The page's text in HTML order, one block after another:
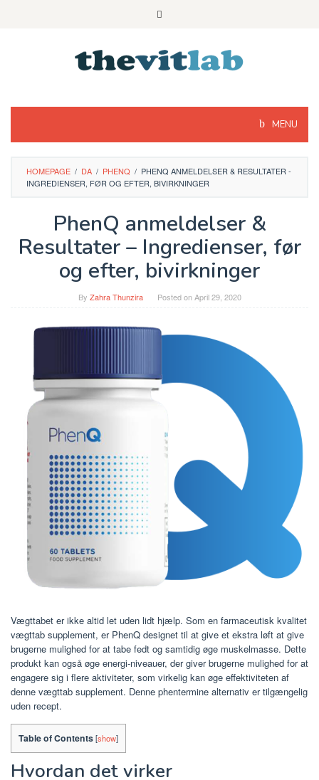
MENU
HOMEPAGE / DA / PHENQ / PHENQ ANMELDELSER & RESULTATER -
INGREDIENSER, FØR OG EFTER, BIVIRKNINGER
PhenQ anmeldelser &
Resultater – Ingredienser, før
og efter, bivirkninger
By Zahra Thunzira Posted onApril 29, 2020
Vægttabet er ikke altid let uden lidt hjælp. Som en farmaceutisk kvalitet
vægttab supplement, er PhenQ designet til at give et ekstra løft at give
brugerne mulighed for at tabe fedt og samtidig øge muskelmasse. Dette
produkt kan også øge energi-niveauer, der giver brugerne mulighed for at
engagere sig i flere aktiviteter, som virkelig kan øge effektiviteten af ​​
denne vægttab supplement. Denne phentermine alternativ er tilgængelig
uden recept.
Table of Contents[show]
Hvordan det virker